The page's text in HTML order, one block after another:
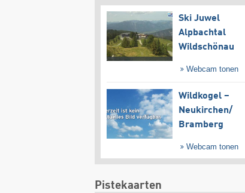
Ski Juwel
Alpbachtal
Wildschönau
Webcam tonen
Wildkogel –
Neukirchen/​
Bramberg
Webcam tonen
Pistekaarten